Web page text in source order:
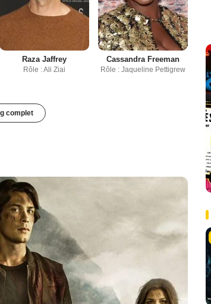
Raza Jaffrey
Rôle : Ali Ziai
Cassandra Freeman
Rôle : Jaqueline Pettigrew
complet